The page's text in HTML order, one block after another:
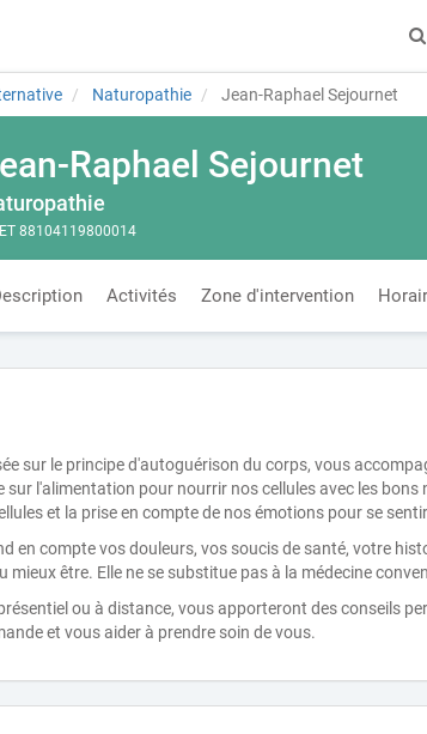
Naturopathie Jean-Raphael Sejournet
Raphael Sejournet
88104119800014
Activités Zone d'intervention
sur le principe d'autoguérison du corps, vous
sur l'alimentation pour nourrir nos cellules avec les
et la prise en compte de nos émotions pour se
en compte vos douleurs, vos soucis de santé, votre
mieux être. Elle ne se substitue pas à la médecine
ou à distance, vous apporteront des conseils
et vous aider à prendre soin de vous.